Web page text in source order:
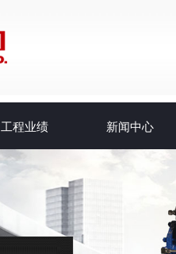
工程业绩 新闻中心